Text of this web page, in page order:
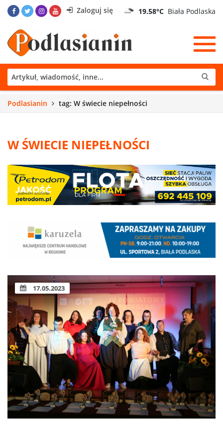
Zaloguj się 19.58°C Biała Podlaska
Podlasianin tag: W świecie niepełności
W ŚWIECIE NIEPEŁNOŚCI
17.05.2023